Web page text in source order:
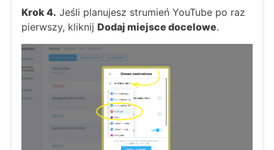
Krok 4. Jeśli planujesz strumień YouTube po raz
pierwszy, kliknij Dodaj miejsce docelowe.